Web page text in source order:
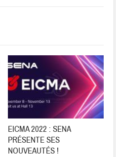
EICMA 2022 : SENA
PRÉSENTE SES
NOUVEAUTÉS !